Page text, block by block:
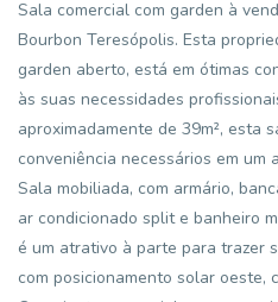
Sala comercial com garden à
Bourbon Teresópolis. Esta
garden aberto, está em ótimas
às suas necessidades
aproximadamente de 39m², esta
conveniência necessários em um
Sala mobiliada, com armário,
ar condicionado split e banheiro
é um atrativo à parte para trazer
com posicionamento solar oeste,